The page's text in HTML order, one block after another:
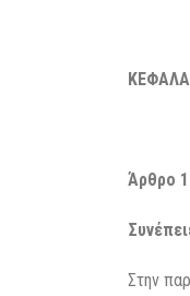
Άρθρο 1
Στην